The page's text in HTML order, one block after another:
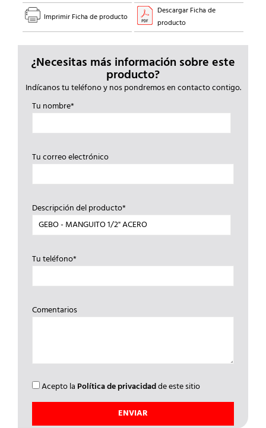
Imprimir Ficha de producto
Descargar Ficha de
producto
¿Necesitas más información sobre este
producto?
Indícanos tu teléfono y nos pondremos en contacto contigo.
Tu nombre*
Tu correo electrónico
Descripción del producto*
Tu teléfono*
Comentarios
Acepto la Política de privacidadde este sitio